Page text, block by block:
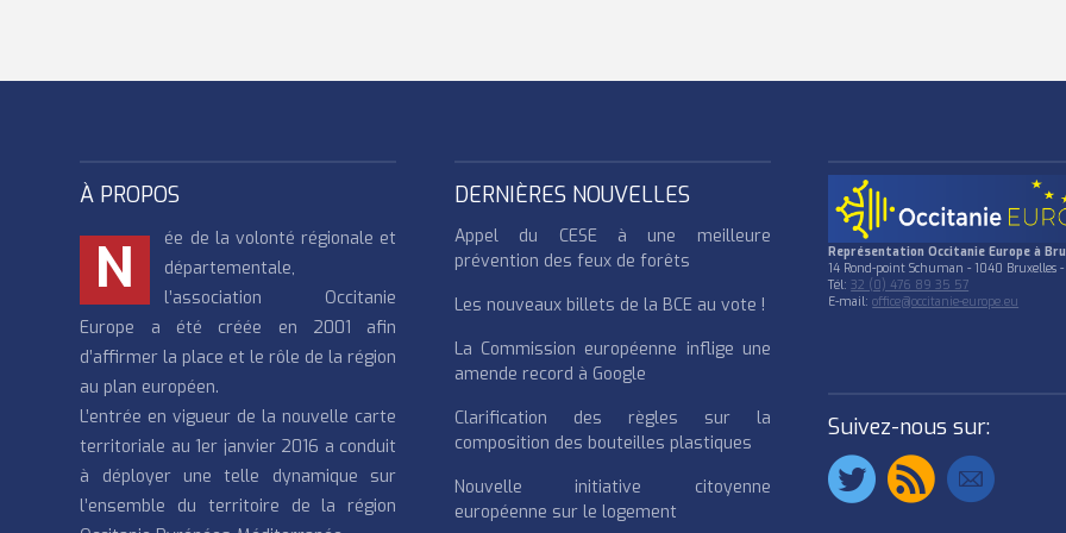
À PROPOS
N
ée de la volonté régionale et
départementale,
l’association Occitanie
Europe a été créée en 2001 afin
d’affirmer la place et le rôle de la région
au plan européen.
L’entrée en vigueur de la nouvelle carte
territoriale au 1er janvier 2016 a conduit
à déployer une telle dynamique sur
l’ensemble du territoire de la région
DERNIÈRES NOUVELLES
Appel du CESE à une meilleure
prévention des feux de forêts
Les nouveaux billets de la BCE au vote !
La Commission européenne inflige une
amende record à Google
Clarification des règles sur la
composition des bouteilles plastiques
Nouvelle initiative citoyenne
européenne sur le logement
Représentation Occitanie Europe à
14 Rond-point Schuman - 1040 Bruxelles
Tél:32 (0) 476 89 35 57
E-mail:office@occitanie-europe.eu
Suivez-nous sur: